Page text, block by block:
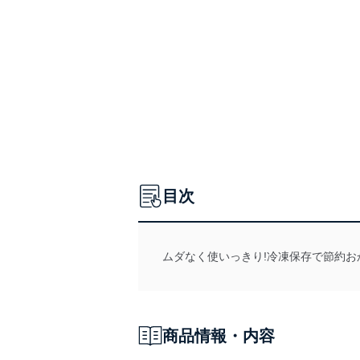
目次
ムダなく使いっきり!冷凍保存で節約お
商品情報・内容